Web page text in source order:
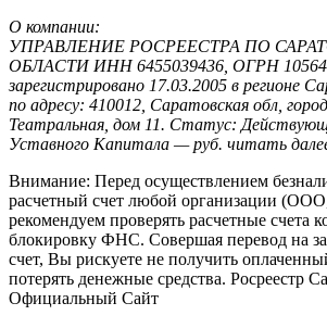
О компании:
УПРАВЛЕНИЕ РОСРЕЕСТРА ПО
ОБЛАСТИ ИНН 6455039436, ОГРН
зарегистрировано 17.03.2005 в регионе
по адресу: 410012, Саратовская обл,
Театральная, дом 11. Статус:
Уставного Капитала — руб. читать
Внимание: Перед осуществлением
расчетный счет любой организации
рекомендуем проверять расчетные счета
блокировку ФНС. Совершая перевод на
счет, Вы рискуете не получить
потерять денежные средства. Росреестр
Официальный Сайт